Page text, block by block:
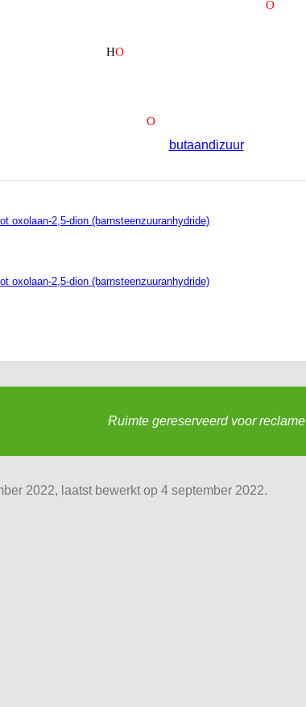
butaandizuur
oxolaan-2,5-dion (barnsteenzuuranhydride)
oxolaan-2,5-dion (barnsteenzuuranhydride)
Ruimte gereserveerd voor reclame
2022, laatst bewerkt op 4 september 2022.